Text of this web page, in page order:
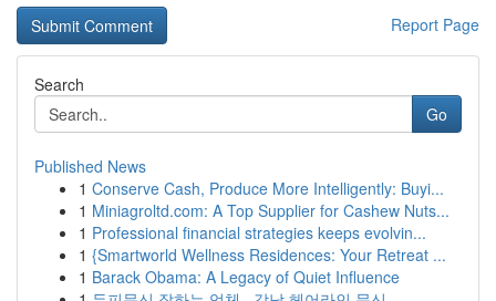
Report Page
Search
Go
Published News
1 Conserve Cash, Produce More Intelligently: Buyi...
1 Miniagroltd.com: A Top Supplier for Cashew Nuts...
1 Professional financial strategies keeps evolvin...
1 {Smartworld Wellness Residences: Your Retreat ...
1 Barack Obama: A Legacy of Quiet Influence